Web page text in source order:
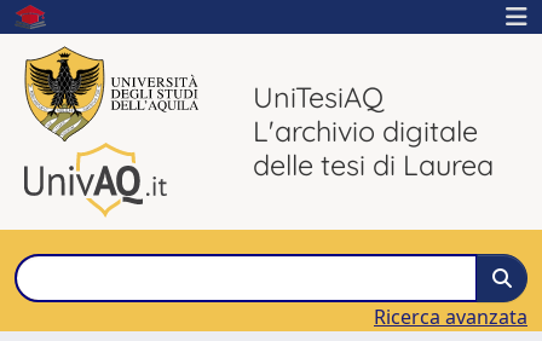
UniTesiAQ
L'archivio digitale
delle tesi di Laurea
Ricerca avanzata